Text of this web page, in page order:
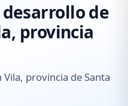
de
provincia
Vila, provincia de Santa